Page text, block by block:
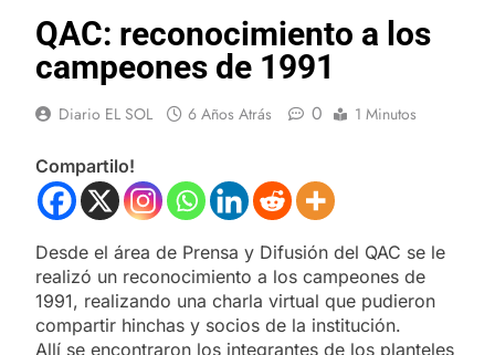
QAC: reconocimiento a los
campeones de 1991
Diario EL SOL 6 Años Atrás 0 1 Minutos
Compartilo!
Desde el área de Prensa y Difusión del QAC se le
realizó un reconocimiento a los campeones de
1991, realizando una charla virtual que pudieron
compartir hinchas y socios de la institución.
Allí se encontraron los integrantes de los planteles